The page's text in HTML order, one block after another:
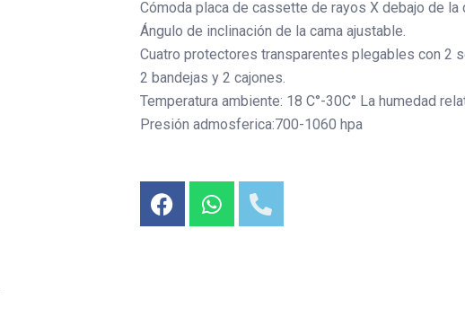
Cómoda placa de cassette de rayos X debajo de la
Ángulo de inclinación de la cama ajustable.
Cuatro protectores transparentes plegables con 2
2 bandejas y 2 cajones.
Temperatura ambiente: 18 C°-30C° La humedad
Presión admosferica:700-1060 hpa